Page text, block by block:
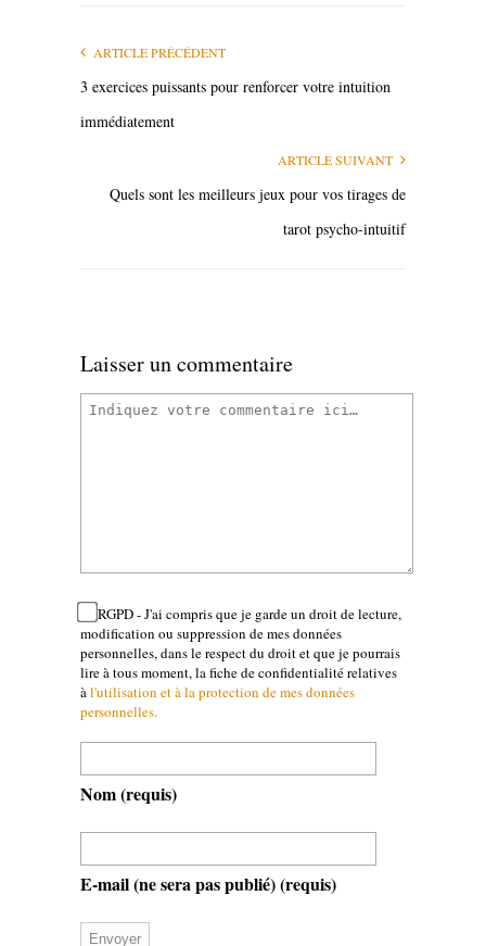
ARTICLE PRÉCÉDENT
3 exercices puissants pour renforcer votre intuition
immédiatement
ARTICLE SUIVANT
Quels sont les meilleurs jeux pour vos tirages de
tarot psycho-intuitif
Laisser un commentaire
RGPD - J'ai compris que je garde un droit de lecture,
modification ou suppression de mes données
personnelles, dans le respect du droit et que je pourrais
lire à tous moment, la fiche de confidentialité relatives
àl'utilisation et à la protection de mes données
personnelles.
Nom(requis)
E-mail (ne sera pas publié)(requis)